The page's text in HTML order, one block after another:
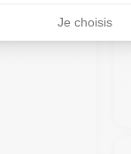
Je choisis